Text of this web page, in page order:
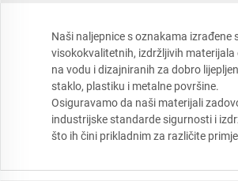
Naši naljepnice s oznakama izrađene
visokokvalitetnih, izdržljivih materijala
na vodu i dizajniranih za dobro
staklo, plastiku i metalne površine.
Osiguravamo da naši materijali
industrijske standarde sigurnosti i
što ih čini prikladnim za različite